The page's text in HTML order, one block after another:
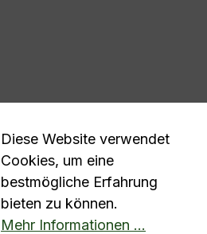
Diese Website verwendet
Cookies, um eine
bestmögliche Erfahrung
bieten zu können.
Mehr Informationen ...